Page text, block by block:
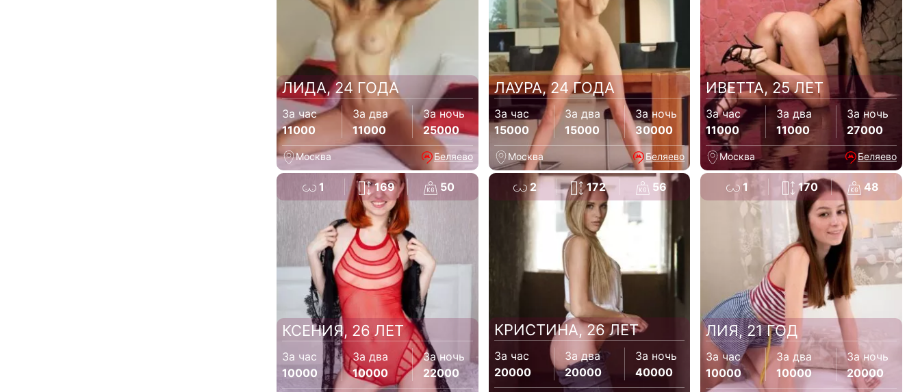
ЛИДА, 24 ГОДА
За час
11000
За два
11000
За ночь
25000
Москва Беляево
ЛАУРА, 24 ГОДА
За час
15000
За два
15000
За ночь
30000
Москва Беляево
ИВЕТТА, 25 ЛЕТ
За час
11000
За два
11000
За ночь
27000
Москва Беляево
1 169 50
КСЕНИЯ, 26 ЛЕТ
За час
10000
За два
10000
За ночь
22000
2 172 56
КРИСТИНА, 26 ЛЕТ
За час
20000
За два
20000
За ночь
40000
1 170 48
ЛИЯ, 21 ГОД
За час
10000
За два
10000
За ночь
20000